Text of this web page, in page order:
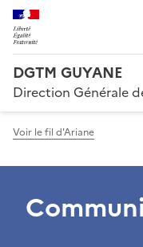
DGTM GUYANE
Direction Générale
Voir le fil d'Ariane